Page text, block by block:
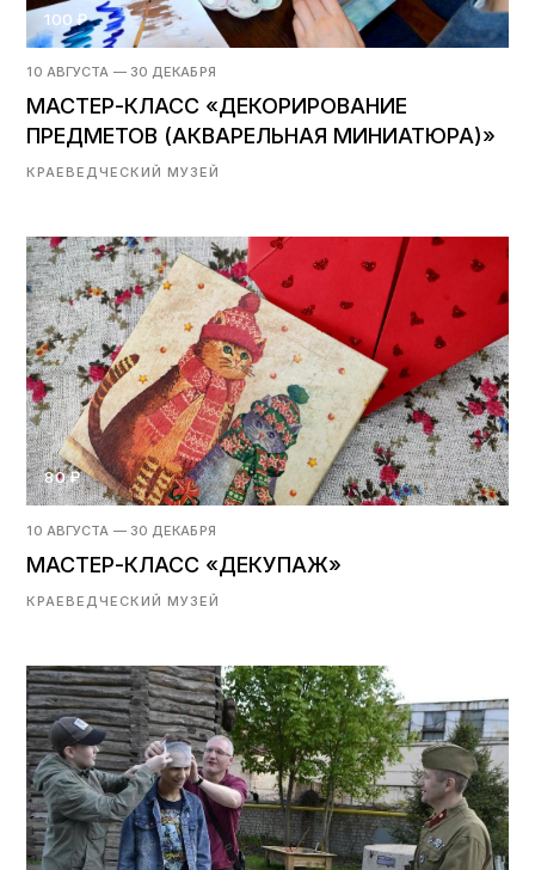
100 ₽
10 АВГУСТА — 30 ДЕКАБРЯ
МАСТЕР-КЛАСС «ДЕКОРИРОВАНИЕ
ПРЕДМЕТОВ (АКВАРЕЛЬНАЯ МИНИАТЮРА)»
КРАЕВЕДЧЕСКИЙ МУЗЕЙ
80 ₽
10 АВГУСТА — 30 ДЕКАБРЯ
МАСТЕР-КЛАСС «ДЕКУПАЖ»
КРАЕВЕДЧЕСКИЙ МУЗЕЙ